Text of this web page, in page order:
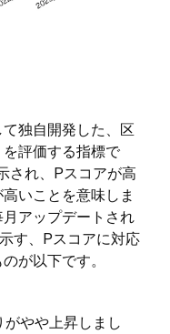
独自開発した、区
評価する指標で
され、Pスコアが高
いことを意味しま
アップデートされ
す、Pスコアに対応
が以下です。
やや上昇しまし